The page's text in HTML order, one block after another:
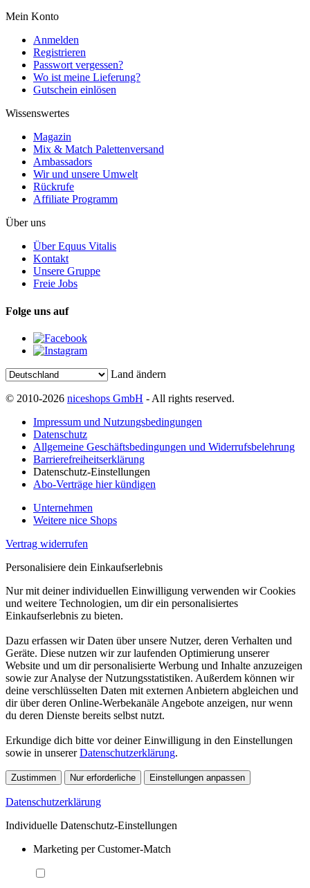
Mein Konto
Anmelden
Registrieren
Passwort vergessen?
Wo ist meine Lieferung?
Gutschein einlösen
Wissenswertes
Magazin
Mix & Match Palettenversand
Ambassadors
Wir und unsere Umwelt
Rückrufe
Affiliate Programm
Über uns
Über Equus Vitalis
Kontakt
Unsere Gruppe
Freie Jobs
Folge uns auf
Land ändern
© 2010-2026 niceshops GmbH - All rights reserved.
Impressum und Nutzungsbedingungen
Datenschutz
Allgemeine Geschäftsbedingungen und Widerrufsbelehrung
Barrierefreiheitserklärung
Datenschutz-Einstellungen
Abo-Verträge hier kündigen
Unternehmen
Weitere nice Shops
Vertrag widerrufen
Personalisiere dein Einkaufserlebnis
Nur mit deiner individuellen Einwilligung verwenden wir Cookies
und weitere Technologien, um dir ein personalisiertes
Einkaufserlebnis zu bieten.
Dazu erfassen wir Daten über unsere Nutzer, deren Verhalten und
Geräte. Diese nutzen wir zur laufenden Optimierung unserer
Website und um dir personalisierte Werbung und Inhalte anzuzeigen
sowie zur Analyse der Nutzungsstatistiken. Außerdem können wir
deine verschlüsselten Daten mit externen Anbietern abgleichen und
dir über deren Online-Werbekanäle Angebote anzeigen, nur wenn
du deren Dienste bereits selbst nutzt.
Erkundige dich bitte vor deiner Einwilligung in den Einstellungen
sowie in unsererDatenschutzerklärung.
Zustimmen Nur erforderliche Einstellungen anpassen
Datenschutzerklärung
Individuelle Datenschutz-Einstellungen
Marketing per Customer-Match